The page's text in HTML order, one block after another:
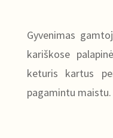
Gyvenimas
kariškose
keturis kartus
pagamintu maistu.